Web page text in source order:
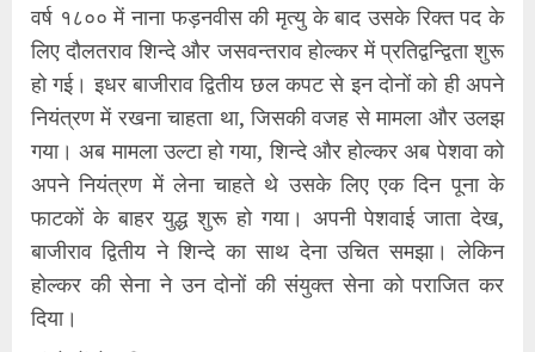
वर्ष १८०० में नाना फड़नवीस की मृत्यु के बाद उसके रिक्त पद के
लिए दौलतराव शिन्दे और जसवन्तराव होल्कर में प्रतिद्वन्द्विता शुरू
हो गई। इधर बाजीराव द्वितीय छल कपट से इन दोनों को ही अपने
नियंत्रण में रखना चाहता था, जिसकी वजह से मामला और उलझ
गया। अब मामला उल्टा हो गया, शिन्दे और होल्कर अब पेशवा को
अपने नियंत्रण में लेना चाहते थे उसके लिए एक दिन पूना के
फाटकों के बाहर युद्ध शुरू हो गया। अपनी पेशवाई जाता देख,
बाजीराव द्वितीय ने शिन्दे का साथ देना उचित समझा। लेकिन
होल्कर की सेना ने उन दोनों की संयुक्त सेना को पराजित कर
दिया।